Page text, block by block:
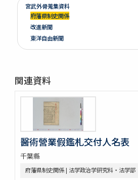
宮武外骨蒐集資料
府藩県制史関係
改進新聞
東洋自由新聞
関連資料
醫術營業假鑑札交付人名表
千葉縣
府藩県制史関係 | 法学政治学研究科・法学部